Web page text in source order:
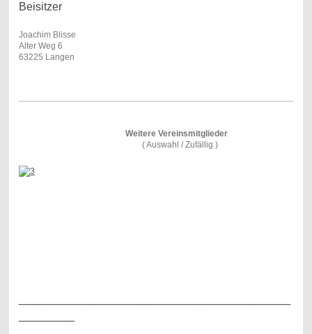
Beisitzer
Joachim Blisse
Alter Weg 6
63225 Langen
Weitere Vereinsmitglieder
( Auswahl / Zufällig )